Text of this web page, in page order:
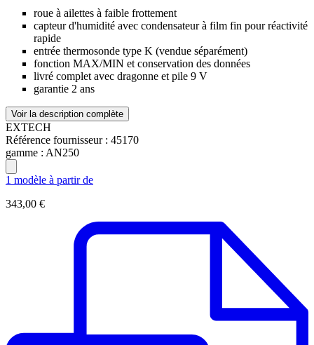
roue à ailettes à faible frottement
capteur d'humidité avec condensateur à film fin pour réactivité
rapide
entrée thermosonde type K (vendue séparément)
fonction MAX/MIN et conservation des données
livré complet avec dragonne et pile 9 V
garantie 2 ans
Voir la description complète
EXTECH
Référence fournisseur : 45170
gamme : AN250
1 modèle à partir de
343,00 €